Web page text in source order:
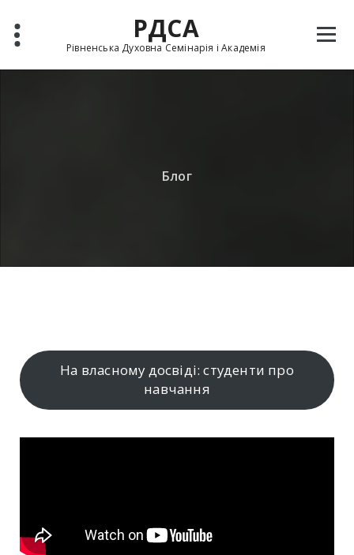
РДСА
Рівненська Духовна Семінарія і Академія
Блог
На власному досвіді: студенти про
навчання